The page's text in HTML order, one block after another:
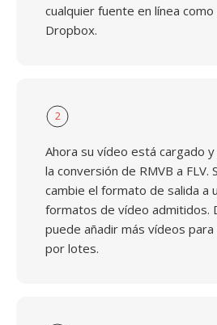
cualquier fuente en línea
Dropbox.
2
Ahora su vídeo está cargado
la conversión de RMVB a FLV.
cambie el formato de salida a
formatos de vídeo admitidos.
puede añadir más vídeos para
por lotes.